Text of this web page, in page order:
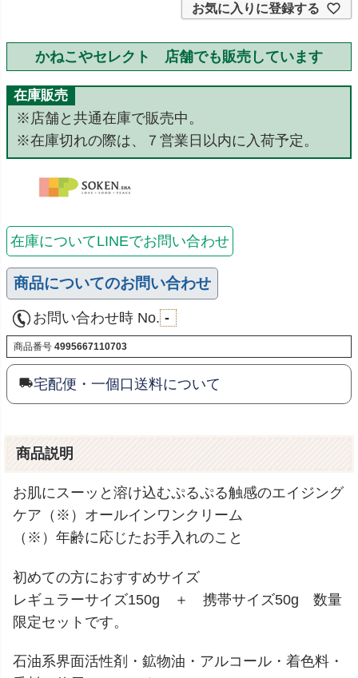
お気に入りに登録する
かねこやセレクト 店舗でも販売しています
在庫販売
※店舗と共通在庫で販売中。
※在庫切れの際は、７営業日以内に入荷予定。
在庫についてLINEでお問い合わせ
商品についてのお問い合わせ
お問い合わせ時 No. -
商品番号 4995667110703
宅配便・一個口送料について
商品説明
お肌にスーッと溶け込むぷるぷる触感のエイジング
ケア（※）オールインワンクリーム
（※）年齢に応じたお手入れのこと
初めての方におすすめサイズ
レギュラーサイズ150g ＋ 携帯サイズ50g 数量
限定セットです。
石油系界面活性剤・鉱物油・アルコール・着色料・